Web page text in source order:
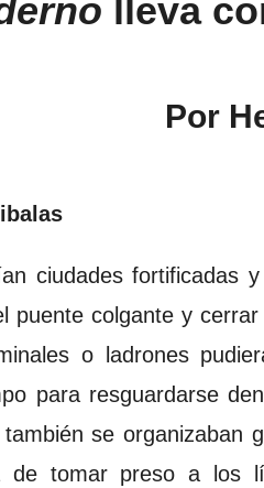
lleva
Por
ciudades fortificadas
puente colgante y
o ladrones
para resguardarse
se organizaban
de tomar preso a los